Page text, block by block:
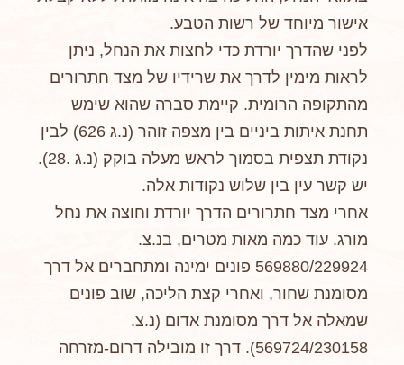
אישור מיוחד של רשות הטבע.
לפני שהדרך יורדת כדי לחצות את הנחל, ניתן
לראות מימין לדרך את שרידיו של מצד חתרורים
מהתקופה הרומית. קיימת סברה שהוא שימש
תחנת איתות ביניים בין מצפה זוהר (נ.ג 626) לבין
נקודת תצפית בסמוך לראש מעלה בוקק (נ.ג .28).
יש קשר עין בין שלוש נקודות אלה.
אחרי מצד חתרורים הדרך יורדת וחוצה את נחל
מורג. עוד כמה מאות מטרים, בנ.צ.
569880/229924 פונים ימינה ומתחברים אל דרך
מסומנת שחור, ואחרי קצת הליכה, שוב פונים
שמאלה אל דרך מסומנת אדום (נ.צ.
569724/230158). דרך זו מובילה דרום-מזרחה